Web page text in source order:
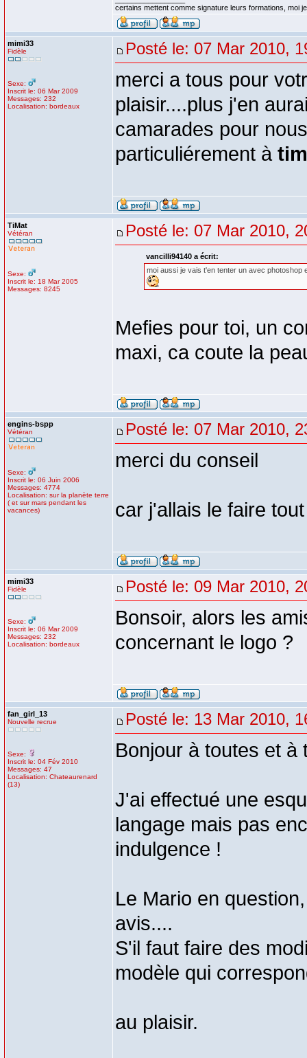
certains mettent comme signature leurs formations, moi
mimi33
Fidèle
Sexe:
Inscrit le: 06 Mar 2009
Messages: 232
Localisation: bordeaux
Posté le: 07 Mar 2010,
merci a tous pour
plaisir....plus j'en
camarades pour
particuliérement à
TiMat
Vétéran
Sexe:
Inscrit le: 18 Mar 2005
Messages: 8245
Posté le: 07 Mar 2010,
vancilli94140 a écrit:
moi aussi je vais t'en tenter un avec photoshop
Mefies pour toi, un
maxi, ca coute la
engins-bspp
Vétéran
Sexe:
Inscrit le: 06 Juin 2006
Messages: 4774
Localisation: sur la planète terre
( et sur mars pendant les
vacances)
Posté le: 07 Mar 2010,
merci du conseil
car j'allais le faire
mimi33
Fidèle
Sexe:
Inscrit le: 06 Mar 2009
Messages: 232
Localisation: bordeaux
Posté le: 09 Mar 2010,
Bonsoir, alors les
concernant le logo ?
fan_girl_13
Nouvelle recrue
Sexe:
Inscrit le: 04 Fév 2010
Messages: 47
Localisation: Chateaurenard
(13)
Posté le: 13 Mar 2010,
Bonjour à toutes et à
J'ai effectué une
langage mais pas
indulgence !
Le Mario en
avis....
S'il faut faire des
modèle qui
au plaisir.